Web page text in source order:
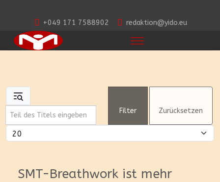
+049 171 7588902 redaktion@yido.eu
Teil des Titels eingeben
Filter Zurücksetzen
Anzeige #
SMT-Breathwork ist mehr